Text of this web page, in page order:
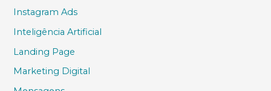
Instagram Ads
Inteligência Artificial
Landing Page
Marketing Digital